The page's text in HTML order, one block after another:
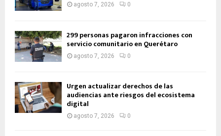
agosto 7, 2026 0
299 personas pagaron infracciones con
servicio comunitario en Querétaro
agosto 7, 2026 0
Urgen actualizar derechos de las
audiencias ante riesgos del ecosistema
digital
agosto 7, 2026 0